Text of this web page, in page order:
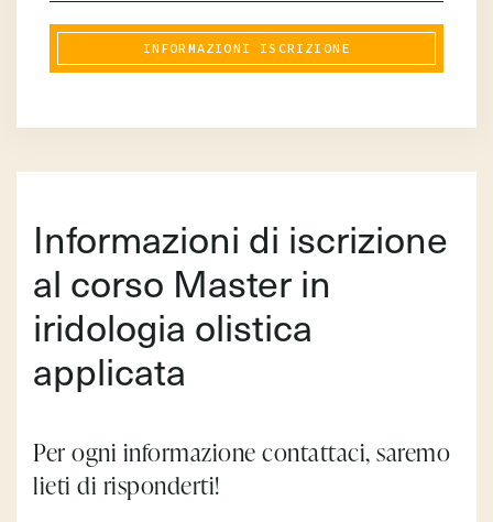
INFORMAZIONI ISCRIZIONE
Informazioni di iscrizione
al corso Master in
iridologia olistica
applicata
Per ogni informazione contattaci, saremo
lieti di risponderti!